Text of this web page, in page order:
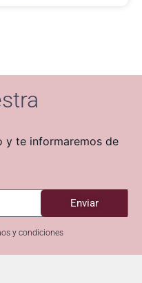
y te informaremos de
y condiciones
Enviar